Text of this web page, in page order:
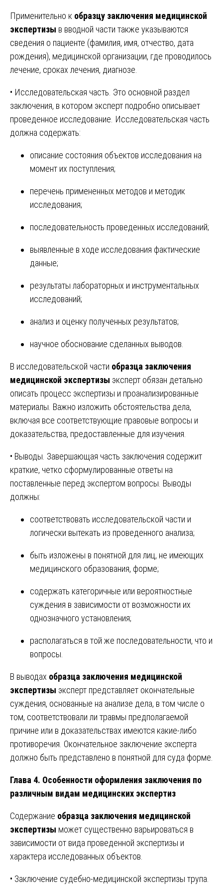
Применительно к образцу заключения медицинской
экспертизы в вводной части также указываются
сведения о пациенте (фамилия, имя, отчество, дата
рождения), медицинской организации, где проводилось
лечение, сроках лечения, диагнозе.
• Исследовательская часть. Это основной раздел
заключения, в котором эксперт подробно описывает
проведенное исследование. Исследовательская часть
должна содержать:
описание состояния объектов исследования на
момент их поступления;
перечень примененных методов и методик
исследования;
последовательность проведенных исследований;
выявленные в ходе исследования фактические
данные;
результаты лабораторных и инструментальных
исследований;
анализ и оценку полученных результатов;
научное обоснование сделанных выводов.
В исследовательской части образца заключения
медицинской экспертизы эксперт обязан детально
описать процесс экспертизы и проанализированные
материалы. Важно изложить обстоятельства дела,
включая все соответствующие правовые вопросы и
доказательства, предоставленные для изучения.
• Выводы. Завершающая часть заключения содержит
краткие, четко сформулированные ответы на
поставленные перед экспертом вопросы. Выводы
должны:
соответствовать исследовательской части и
логически вытекать из проведенного анализа;
быть изложены в понятной для лиц, не имеющих
медицинского образования, форме;
содержать категоричные или вероятностные
суждения в зависимости от возможности их
однозначного установления;
располагаться в той же последовательности, что и
вопросы.
В выводах образца заключения медицинской
экспертизы эксперт представляет окончательные
суждения, основанные на анализе дела, в том числе о
том, соответствовали ли травмы предполагаемой
причине или в доказательствах имеются какие-либо
противоречия. Окончательное заключение эксперта
должно быть представлено в понятной для суда форме.
Глава 4. Особенности оформления заключения по
различным видам медицинских экспертиз
Содержание образца заключения медицинской
экспертизы может существенно варьироваться в
зависимости от вида проведенной экспертизы и
характера исследованных объектов.
• Заключение судебно-медицинской экспертизы трупа.